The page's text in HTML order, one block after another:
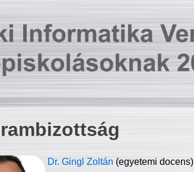
Dr. Gingl Zoltán (egyetemi docens)